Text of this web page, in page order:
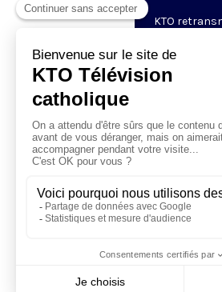
KTO
les vêpres
une
captation
près de la
Visiter